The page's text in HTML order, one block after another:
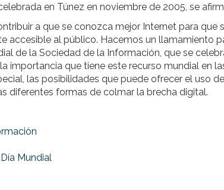
en Túnez en noviembre de 2005, se
a que se conozca mejor Internet para que
accesible al público. Hacemos un llamamiento
de la Sociedad de la Información, que se
importancia que tiene este recurso mundial en
las posibilidades que puede ofrecer el uso
diferentes formas de colmar la brecha digital.
Día Mundial